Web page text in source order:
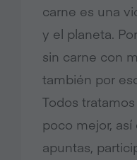
carne es una
y el planeta.
sin carne con
también por
Todos
poco mejor,
apuntas,